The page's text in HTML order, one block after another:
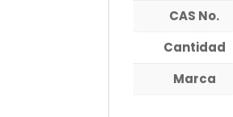
CAS No.
Cantidad
Marca